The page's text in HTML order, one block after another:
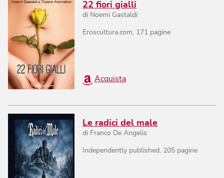
22 fiori gialli
di Noemi Gastaldi
Eroscultura.com, 171 pagine
Acquista
Le radici del male
di Franco De Angelis
Independently published , 205 pagine